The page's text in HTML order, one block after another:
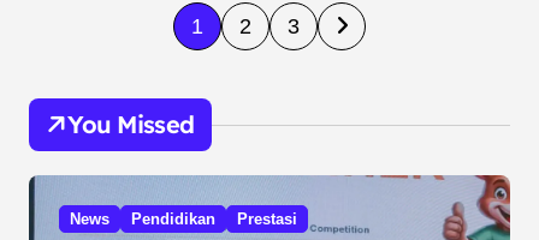
P
a
g
i
n
a
1 2 3
You Missed
News Pendidikan Prestasi